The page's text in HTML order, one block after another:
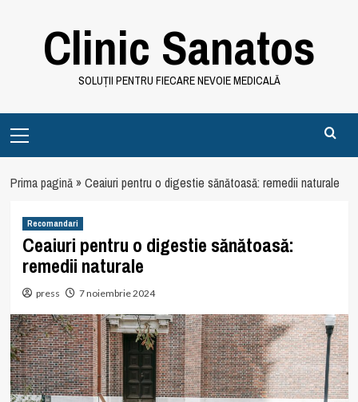
Clinic Sanatos
SOLUȚII PENTRU FIECARE NEVOIE MEDICALĂ
Menu
Prima pagină»Ceaiuri pentru o digestie sănătoasă: remedii naturale
Recomandari
Ceaiuri pentru o digestie sănătoasă:
remedii naturale
press 7 noiembrie 2024